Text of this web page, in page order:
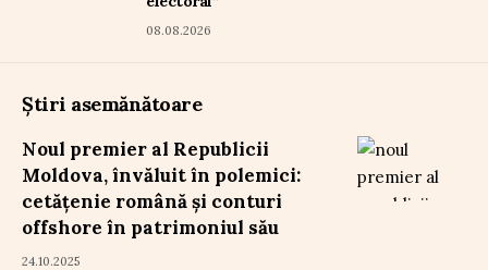
08.08.2026
Știri asemănătoare
Noul premier al Republicii
Moldova, învăluit în polemici:
cetățenie română și conturi
offshore în patrimoniul său
24.10.2025